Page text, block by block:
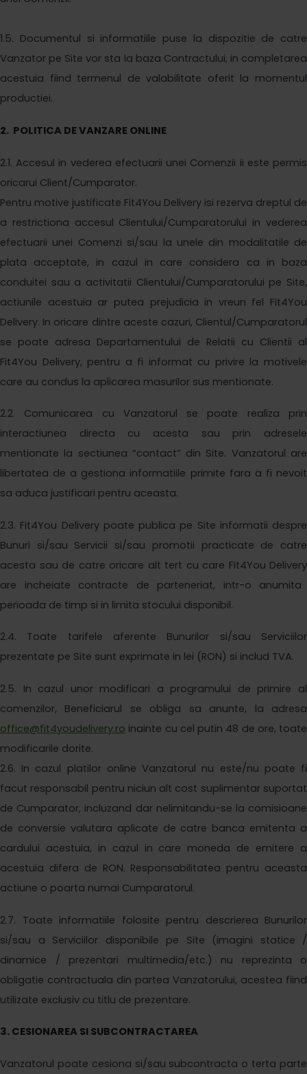
1.5. Documentul si informatiile puse la dispozitie de catre
Vanzator pe Site vor sta la baza Contractului, in completarea
acestuia fiind termenul de valabilitate oferit la momentul
productiei.
2. POLITICA DE VANZARE ONLINE
2.1. Accesul in vederea efectuarii unei Comenzii ii este permis
oricarui Client/Cumparator.
Pentru motive justificate Fit4You Delivery isi rezerva dreptul de
a restrictiona accesul Clientului/Cumparatorului in vederea
efectuarii unei Comenzi si/sau la unele din modalitatile de
plata acceptate, in cazul in care considera ca in baza
conduitei sau a activitatii Clientului/Cumparatorului pe Site,
actiunile acestuia ar putea prejudicia in vreun fel Fit4You
Delivery. In oricare dintre aceste cazuri, Clientul/Cumparatorul
se poate adresa Departamentului de Relatii cu Clientii al
Fit4You Delivery, pentru a fi informat cu privire la motivele
care au condus la aplicarea masurilor sus mentionate.
2.2. Comunicarea cu Vanzatorul se poate realiza prin
interactiunea directa cu acesta sau prin adresele
mentionate la sectiunea “contact” din Site. Vanzatorul are
libertatea de a gestiona informatiile primite fara a fi nevoit
sa aduca justificari pentru aceasta.
2.3. Fit4You Deliverypoate publica pe Site informatii despre
Bunuri si/sau Servicii si/sau promotii practicate de catre
acesta sau de catre oricare alt tert cu care Fit4You Delivery
are incheiate contracte de parteneriat, intr-o anumita
perioada de timp si in limita stocului disponibil.
2.4. Toate tarifele aferente Bunurilor si/sau Serviciilor
prezentate pe Site sunt exprimate in lei (RON) si includ TVA.
2.5. In cazul unor modificari a programului de primire al
comenzilor, Beneficiarul se obliga sa anunte, la adresa
office@fit4youdelivery.ro inainte cu cel putin 48 de ore, toate
modificarile dorite.
2.6. In cazul platilor online Vanzatorul nu este/nu poate fi
facut responsabil pentru niciun alt cost suplimentar suportat
de Cumparator, incluzand dar nelimitandu-se la comisioane
de conversie valutara aplicate de catre banca emitenta a
cardului acestuia, in cazul in care moneda de emitere a
acestuia difera de RON. Responsabilitatea pentru aceasta
actiune o poarta numai Cumparatorul.
2.7. Toate informatiile folosite pentru descrierea Bunurilor
si/sau a Serviciilor disponibile pe Site (imagini statice /
dinamice / prezentari multimedia/etc.) nu reprezinta o
obligatie contractuala din partea Vanzatorului, acestea fiind
utilizate exclusiv cu titlu de prezentare.
3. CESIONAREA SI SUBCONTRACTAREA
Vanzatorul poate cesiona si/sau subcontracta o terta parte